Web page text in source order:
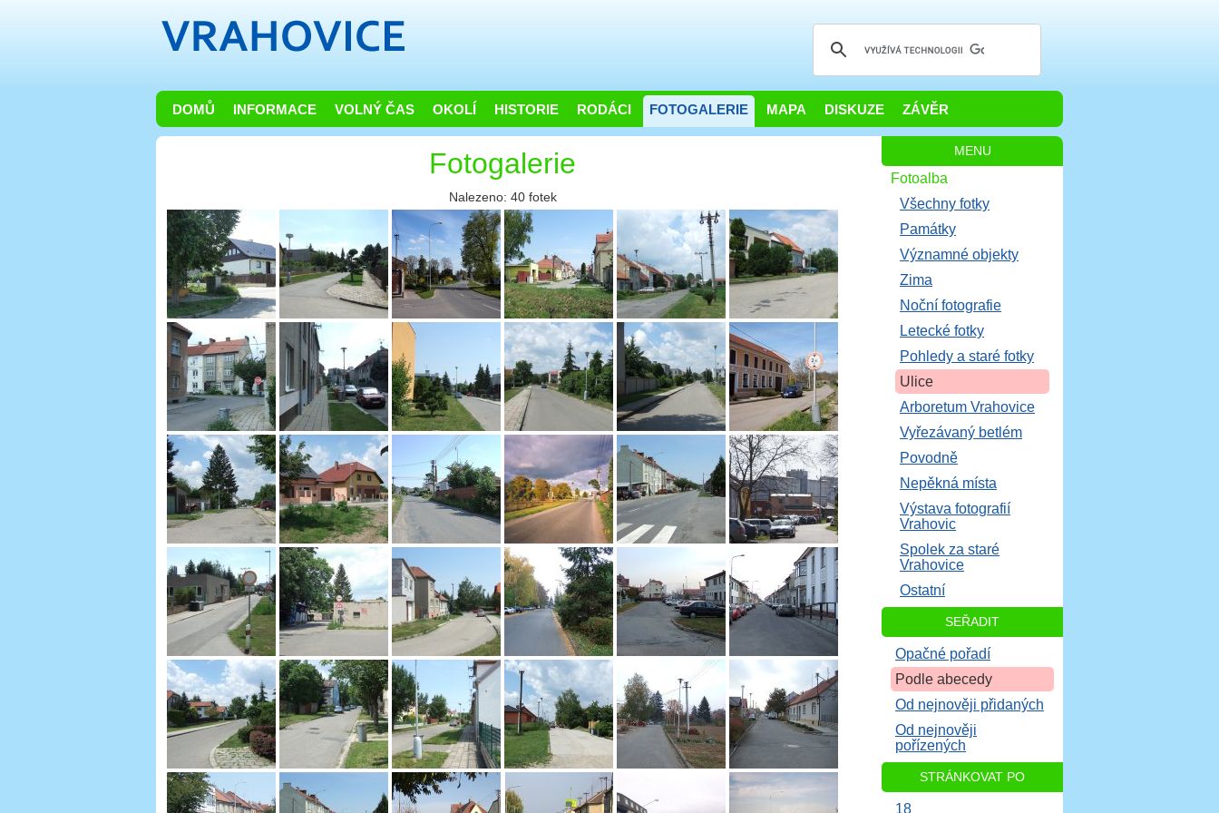
DOMŮ INFORMACE VOLNÝ ČAS OKOLÍ HISTORIE RODÁCI FOTOGALERIE MAPA DISKUZE ZÁVĚR
Fotogalerie
Nalezeno: 40 fotek
MENU
Fotoalba
Všechny fotky
Památky
Významné objekty
Zima
Noční fotografie
Letecké fotky
Pohledy a staré fotky
Ulice
Arboretum Vrahovice
Vyřezávaný betlém
Povodně
Nepěkná místa
Výstava fotografií
Vrahovic
Spolek za staré
Vrahovice
Ostatní
SEŘADIT
Opačné pořadí
Podle abecedy
Od nejnověji přidaných
Od nejnověji
pořízených
STRÁNKOVAT PO
18